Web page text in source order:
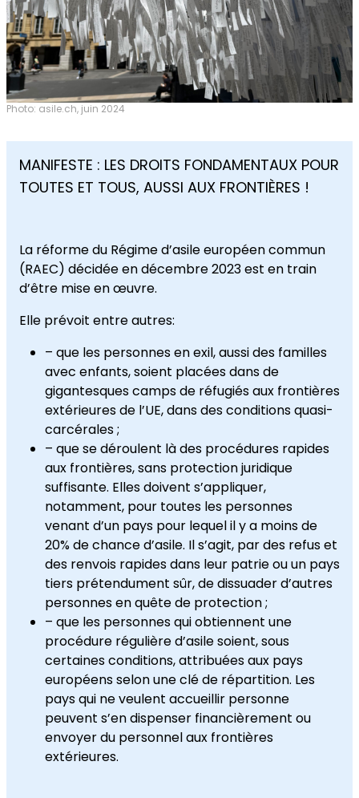
Photo: asile.ch, juin 2024
MANIFESTE : LES DROITS FONDAMENTAUX POUR
TOUTES ET TOUS, AUSSI AUX FRONTIÈRES !
La réforme du Régime d’asile européen commun
(RAEC) décidée en décembre 2023 est en train
d’être mise en œuvre.
Elle prévoit entre autres:
– que les personnes en exil, aussi des familles
avec enfants, soient placées dans de
gigantesques camps de réfugiés aux frontières
extérieures de l’UE, dans des conditions quasi-
carcérales ;
– que se déroulent là des procédures rapides
aux frontières, sans protection juridique
suffisante. Elles doivent s’appliquer,
notamment, pour toutes les personnes
venant d’un pays pour lequel il y a moins de
20% de chance d’asile. Il s’agit, par des refus et
des renvois rapides dans leur patrie ou un pays
tiers prétendument sûr, de dissuader d’autres
personnes en quête de protection ;
– que les personnes qui obtiennent une
procédure régulière d’asile soient, sous
certaines conditions, attribuées aux pays
européens selon une clé de répartition. Les
pays qui ne veulent accueillir personne
peuvent s’en dispenser financièrement ou
envoyer du personnel aux frontières
extérieures.